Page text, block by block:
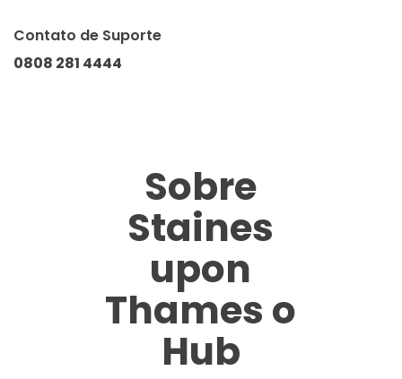
Contato de Suporte
0808 281 4444
Sobre
Staines
upon
Thames o
Hub